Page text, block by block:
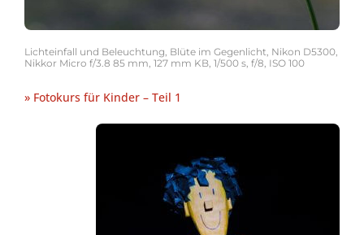
Lichteinfall und Beleuchtung, Blüte im Gegenlicht, Nikon D5300,
Nikkor Micro f/3.8 85 mm, 127 mm KB, 1/500 s, f/8, ISO 100
» Fotokurs für Kinder – Teil 1